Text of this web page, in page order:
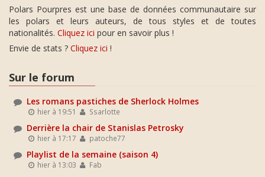
Polars Pourpres est une base de données communautaire sur
les polars et leurs auteurs, de tous styles et de toutes
nationalités. Cliquez ici pour en savoir plus !
Envie de stats ? Cliquez ici !
Sur le forum
Les romans pastiches de Sherlock Holmes
hier à 19:51 Ssarlotte
Derrière la chair de Stanislas Petrosky
hier à 17:17 patoche77
Playlist de la semaine (saison 4)
hier à 13:03 Fab